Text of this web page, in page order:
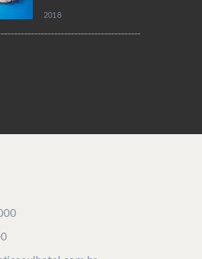
2018